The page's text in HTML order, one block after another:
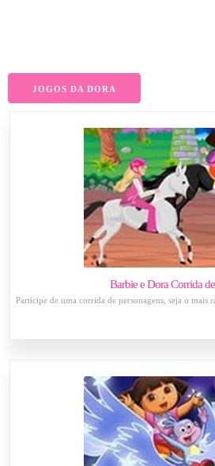
JOGOS DA DORA
Barbie e Dora Corrida
Participe de uma corrida de personagens, seja o mais